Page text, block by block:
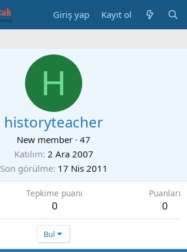
Giriş yap Kayıt ol
H
historyteacher
New member · 47
Katılım 2 Ara 2007
Son görülme 17 Nis 2011
Tepkime puanı
0
Puanları
0
Bul